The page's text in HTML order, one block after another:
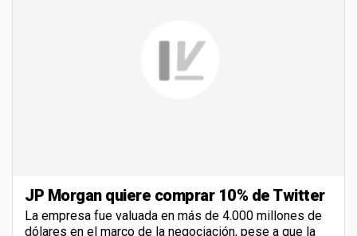
JP Morgan quiere comprar 10% de Twitter
La empresa fue valuada en más de 4.000 millones de
dólares en el marco de la negociación, pese a que la